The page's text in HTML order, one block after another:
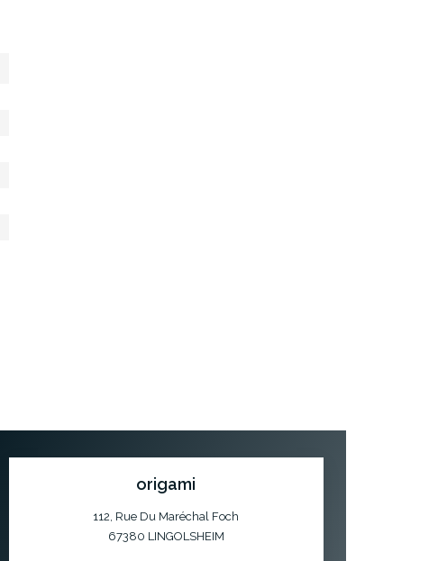
origami
112, Rue Du Maréchal Foch
67380 LINGOLSHEIM